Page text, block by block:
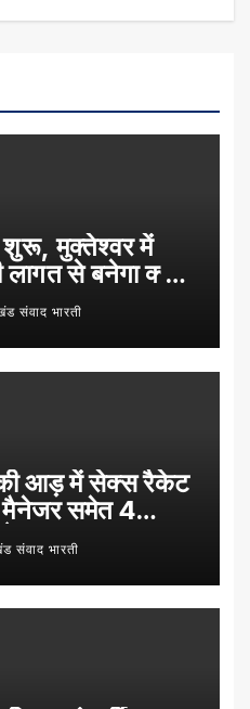
मुक्तेश्वर में
से बनेगा क्लीन
संवाद भारती
की आड़ में सेक्स रैकेट
मैनेजर समेत 4
रेस्क्यू
संवाद भारती